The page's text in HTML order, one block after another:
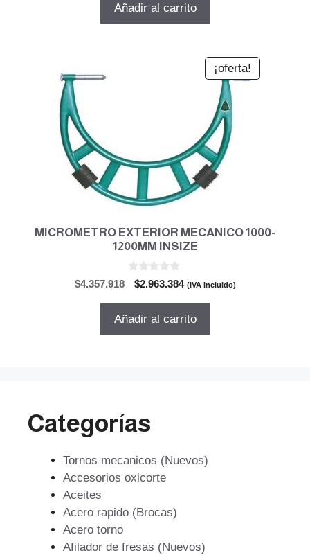
Añadir al carrito
¡oferta!
MICROMETRO EXTERIOR MECANICO 1000-
1200MM INSIZE
$4.357.918
El
original
$2.963.384El
actual
(IVA incluido)
Añadir al carrito
Categorías
Tornos mecanicos (Nuevos)
Accesorios oxicorte
Aceites
Acero rapido (Brocas)
Acero torno
Afilador de fresas (Nuevos)